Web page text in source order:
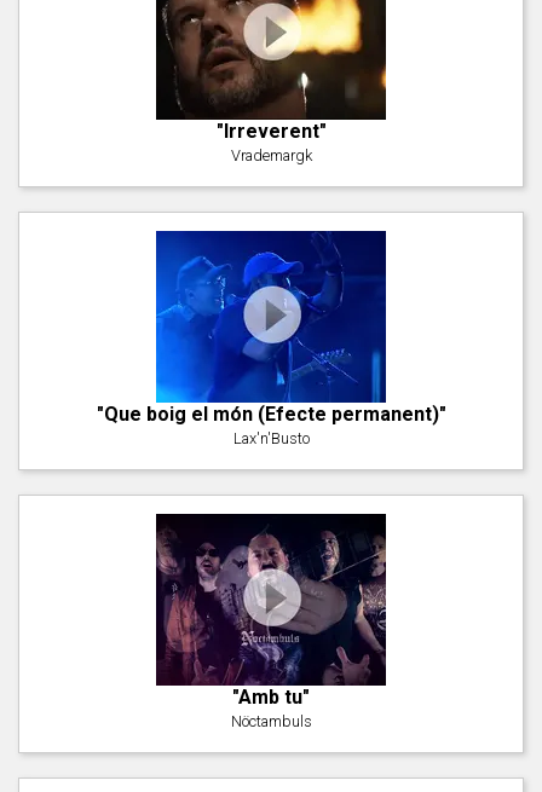
"Irreverent"
Vrademargk
"Que boig el món (Efecte permanent)"
Lax'n'Busto
"Amb tu"
Nöctambuls